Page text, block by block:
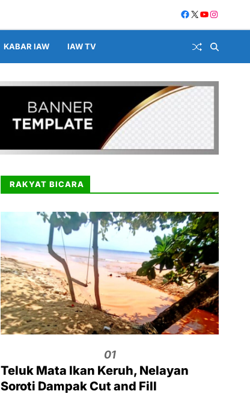
KABAR IAW IAW TV
RAKYAT BICARA
01
Teluk Mata Ikan Keruh, Nelayan
Soroti Dampak Cut and Fill